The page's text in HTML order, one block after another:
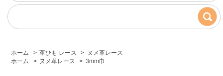
ホーム > 革ひも レース > ヌメ革レース
ホーム
> ヌメ革レース > 3mm巾